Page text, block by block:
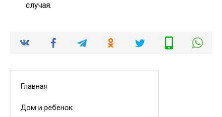
случая.
Главная
Дом и ребенок